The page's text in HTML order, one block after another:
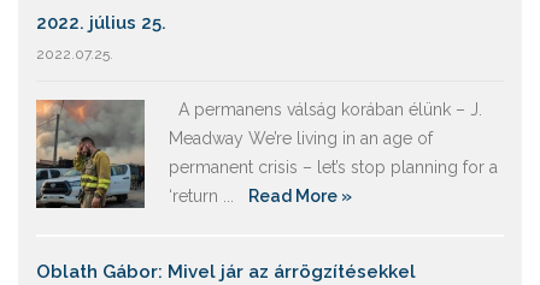
2022. július 25.
2022.07.25.
A permanens válság korában élünk – J.
Meadway We’re living in an age of
permanent crisis – let’s stop planning for a
‘return ...
Read More »
Oblath Gábor: Mivel jár az árrögzítésekkel